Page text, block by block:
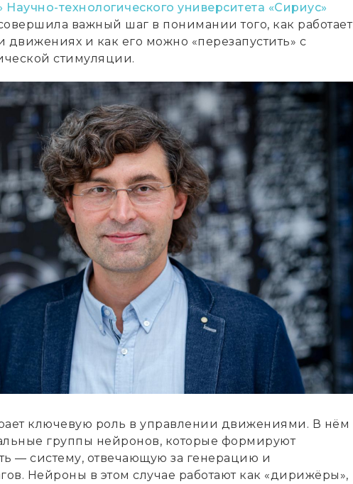
технологического университета «Сириус»
важный шаг в понимании того, как работает
движениях и как его можно «перезапустить» с
стимуляции.
ключевую роль в управлении движениями. В нём
группы нейронов, которые формируют
— систему, отвечающую за генерацию и
Нейроны в этом случае работают как «дирижёры»,